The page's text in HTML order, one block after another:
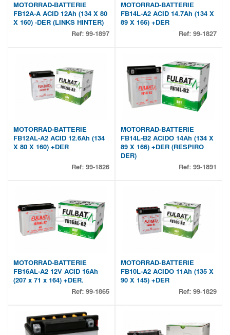
MOTORRAD-BATTERIE
FB12A-A ACID 12Ah (134 X 80
X 160) -DER (LINKS HINTER)
Ref: 99-1897
MOTORRAD-BATTERIE
FB14L-A2 ACID 14.7Ah (134 X
89 X 166) +DER
Ref: 99-1827
MOTORRAD-BATTERIE
FB12AL-A2 ACID 12.6Ah (134
X 80 X 160) +DER
Ref: 99-1826
MOTORRAD-BATTERIE
FB14L-B2 ACIDO 14Ah (134 X
89 X 166) +DER (RESPIRO
DER)
Ref: 99-1891
MOTORRAD-BATTERIE
FB16AL-A2 12V ACID 16Ah
(207 x 71 x 164) +DER.
Ref: 99-1865
MOTORRAD-BATTERIE
FB10L-A2 ACIDO 11Ah (135 X
90 X 145) +DER
Ref: 99-1829